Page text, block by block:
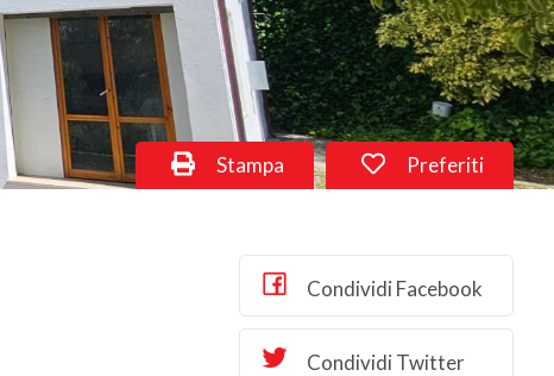
Preferiti
Stampa
Condividi Facebook
Condividi Twitter